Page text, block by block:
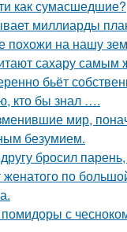
как сумасшедшие?
миллиарды
похожи на нашу
сахару самым
бьёт
кто бы знал ….
мир,
безумием.
бросил парень,
женатого по
с